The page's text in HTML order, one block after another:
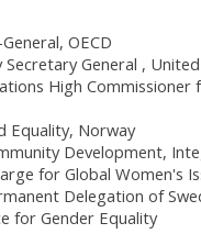
OECD
Secretary General
High
Equality Norway
Development,
for Global Women's
Delegation of
for Gender Equality